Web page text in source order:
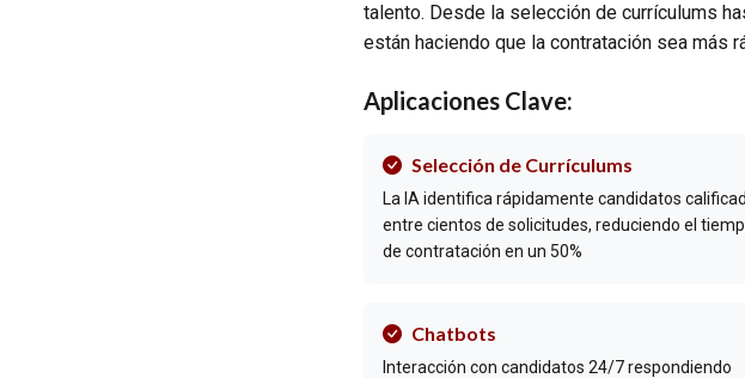
talento. Desde la selección de currículums
están haciendo que la contratación sea más
Aplicaciones Clave:
Selección de Currículums
La IA identifica rápidamente candidatos
entre cientos de solicitudes, reduciendo el
de contratación en un 50%
Chatbots
Interacción con candidatos 24/7 respondiendo